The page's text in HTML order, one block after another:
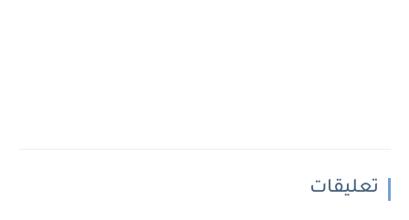
تعليقات